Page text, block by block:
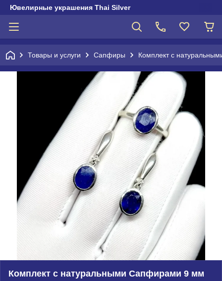
Ювелирные украшения Thai Silver
Товары и услуги Сапфиры Комплект с
Комплект с натуральными Сапфирами 9 мм